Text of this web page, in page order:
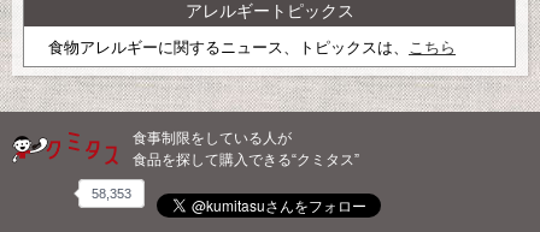
アレルギートピックス
食物アレルギーに関するニュース、トピックスは、 こちら
食事制限をしている人が
食品を探して購入できる“クミタス”
58,353